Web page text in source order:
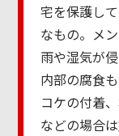
宅を保護し
なもの。メ
雨や湿気が
内部の腐食
コケの付着
などの場合